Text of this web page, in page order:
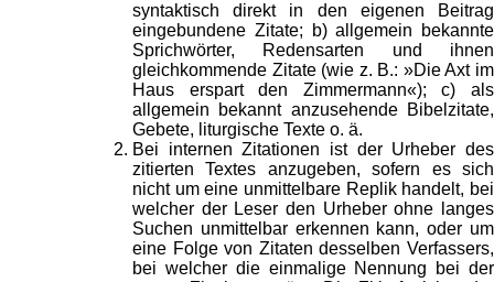
syntaktisch direkt in den eigenen Beitrag
eingebundene Zitate; b) allgemein bekannte
Sprichwörter, Redensarten und ihnen
gleichkommende Zitate (wie z. B.: »Die Axt im
Haus erspart den Zimmermann«); c) als
allgemein bekannt anzusehende Bibelzitate,
Gebete, liturgische Texte o. ä.
Bei internen Zitationen ist der Urheber des
zitierten Textes anzugeben, sofern es sich
nicht um eine unmittelbare Replik handelt, bei
welcher der Leser den Urheber ohne langes
Suchen unmittelbar erkennen kann, oder um
eine Folge von Zitaten desselben Verfassers,
bei welcher die einmalige Nennung bei der